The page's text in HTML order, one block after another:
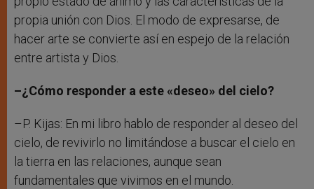
propia unión con Dios. El modo de expresarse, de
hacer arte se convierte así en espejo de la relación
entre artista y Dios.
–¿Cómo responder a este «deseo» del cielo?
–P. Kijas: En mi libro hablo de responder al deseo del
cielo, de revivirlo no limitándose a buscar el cielo en
la tierra en las relaciones, aunque sean
fundamentales que vivimos en el mundo.